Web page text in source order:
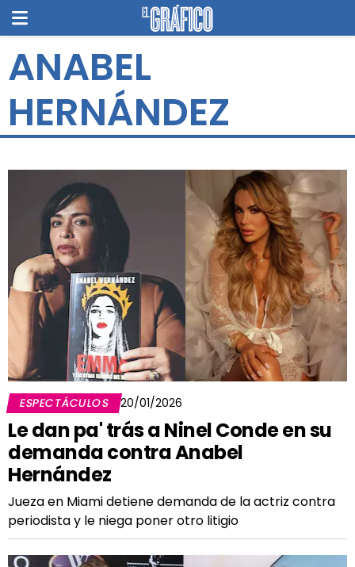
ANABEL
HERNÁNDEZ
ESPECTÁCULOS 20/01/2026
Le dan pa' trás a Ninel Conde en su
demanda contra Anabel
Hernández
Jueza en Miami detiene demanda de la actriz contra
periodista y le niega poner otro litigio